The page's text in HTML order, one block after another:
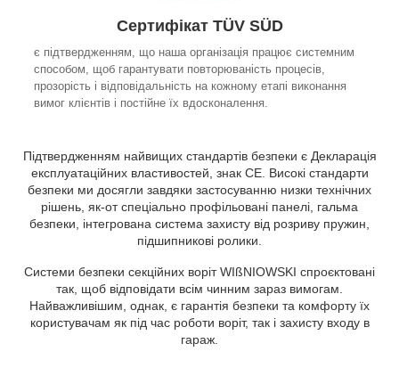
Системи безпеки секційних воріт WIßNIOWSKI спроєктовані
так, щоб відповідати всім чинним зараз вимогам.
Найважливішим, однак, є гарантія безпеки та комфорту їх
користувачам як під час роботи воріт, так і захисту входу в
гараж.
Підтвердженням найвищих стандартів безпеки є Декларація
експлуатаційних властивостей, знак СЕ. Високі стандарти
безпеки ми досягли завдяки застосуванню низки технічних
рішень, як-от спеціально профільовані панелі, гальма
безпеки, інтегрована система захисту від розриву пружин,
підшипникові ролики.
Сертифікат TÜV SÜD
є підтвердженням, що наша організація працює системним
способом, щоб гарантувати повторюваність процесів,
прозорість і відповідальність на кожному етапі виконання
вимог клієнтів і постійне їх вдосконалення.